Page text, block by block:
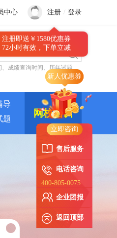
新人优惠券
立即咨询
售后服务
电话咨询
400-805-0075
企业团报
返回顶部
中心 注册 / 登录
注册即送￥1580优惠券
72小时有效，下单立减
、 成绩查询时间 、 历年试题
导
题
网校培训